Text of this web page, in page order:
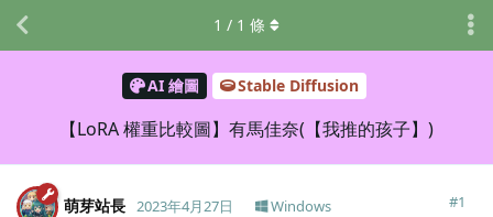
AI 繪圖 Stable Diffusion
【LoRA 權重比較圖】有馬佳奈(【我推的孩子】)
1 / 1 條
萌芽站長 2023年4月27日 #1
Windows